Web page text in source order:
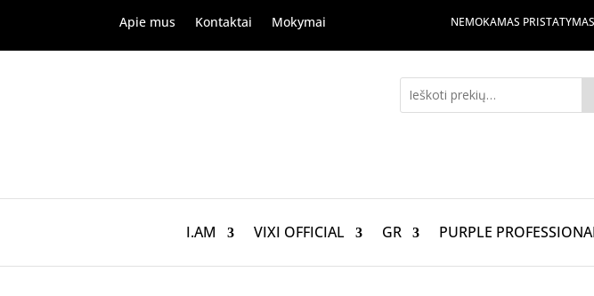
Apie mus Kontaktai Mokymai NEMOKAMAS
I.AM VIXI OFFICIAL GR PURPLE